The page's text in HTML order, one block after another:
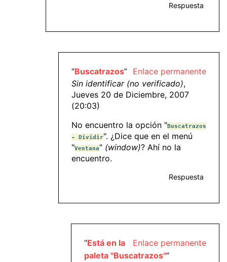
Respuesta
Enlace permanente
“Buscatrazos”
Sin identificar (no verificado),
Jueves 20 de Diciembre, 2007
(20:03)
No encuentro la opción "Buscatrazos
- Dividir". ¿Dice que en el menú
"Ventana" (window)? Ahí no la
encuentro.
Respuesta
Enlace permanente
“Está en la
paleta "Buscatrazos"”